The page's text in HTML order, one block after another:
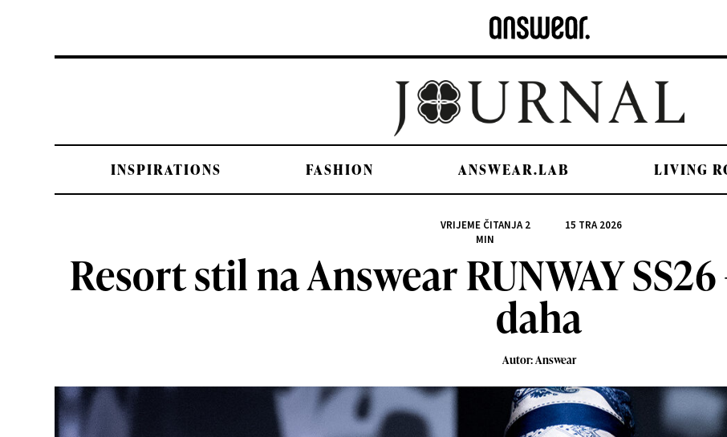
INSPIRATIONS FASHION ANSWEAR.LAB LIVING
VRIJEME ČITANJA2
MIN
15 TRA 2026
Resort stil na Answear RUNWAY
daha
Autor: Answear